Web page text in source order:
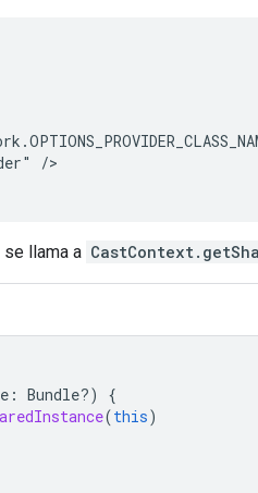
/>
llama a
: Bundle?)
{
(this)